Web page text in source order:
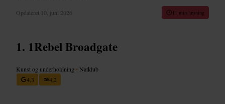
Opdateret 10. juni 2026 11 min læsning
1Rebel Broadgate
Kunst og underholdning • Natklub
4,3
4,2